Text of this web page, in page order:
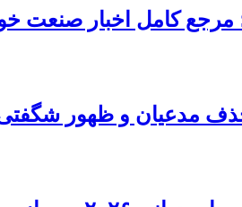
مرجع کامل اخبار صنعت